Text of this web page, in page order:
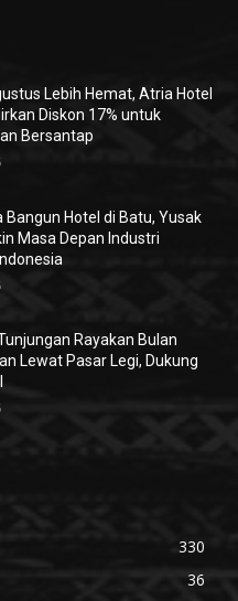
Lebih Hemat, Atria Hotel
Diskon 17% untuk
Bersantap
Bangun Hotel di Batu, Yusak
Masa Depan Industri
Rayakan Bulan
Lewat Pasar Legi, Dukung
330
36